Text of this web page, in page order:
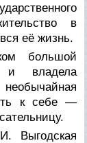
в
её жизнь.
большой
и владела
к себе —
Выгодская